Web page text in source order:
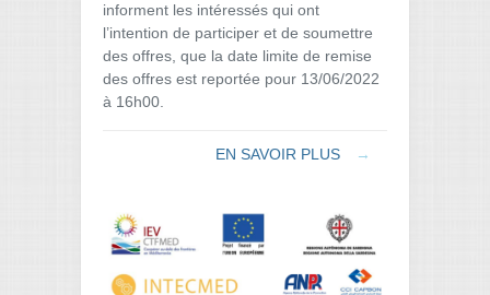
informent les intéressés qui ont
l’intention de participer et de soumettre
des offres, que la date limite de remise
des offres est reportée pour 13/06/2022
à 16h00.
EN SAVOIR PLUS →